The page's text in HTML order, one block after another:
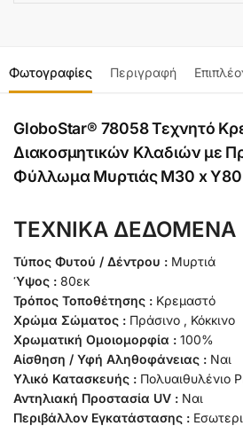
Φωτογραφίες Περιγραφή
GloboStar® 78058 Τεχνητό
Διακοσμητικών Κλαδιών με
Φύλλωμα Μυρτιάς Μ30 x Y80
ΤΕΧΝΙΚΑ ΔΕΔΟΜΕΝΑ
Τύπος Φυτού / Δέντρου : Μυρτιά
Ύψος : 80εκ
Τρόπος Τοποθέτησης : Κρεμαστό
Χρώμα Σώματος : Πράσινο , Κόκκινο
Χρωματική Ομοιομορφία : 100%
Αίσθηση / Υφή Αληθοφάνειας : Ναι
Υλικό Κατασκευής : Πολυαιθυλένιο
Αντηλιακή Προστασία UV : Ναι
Περιβάλλον Εγκατάστασης :